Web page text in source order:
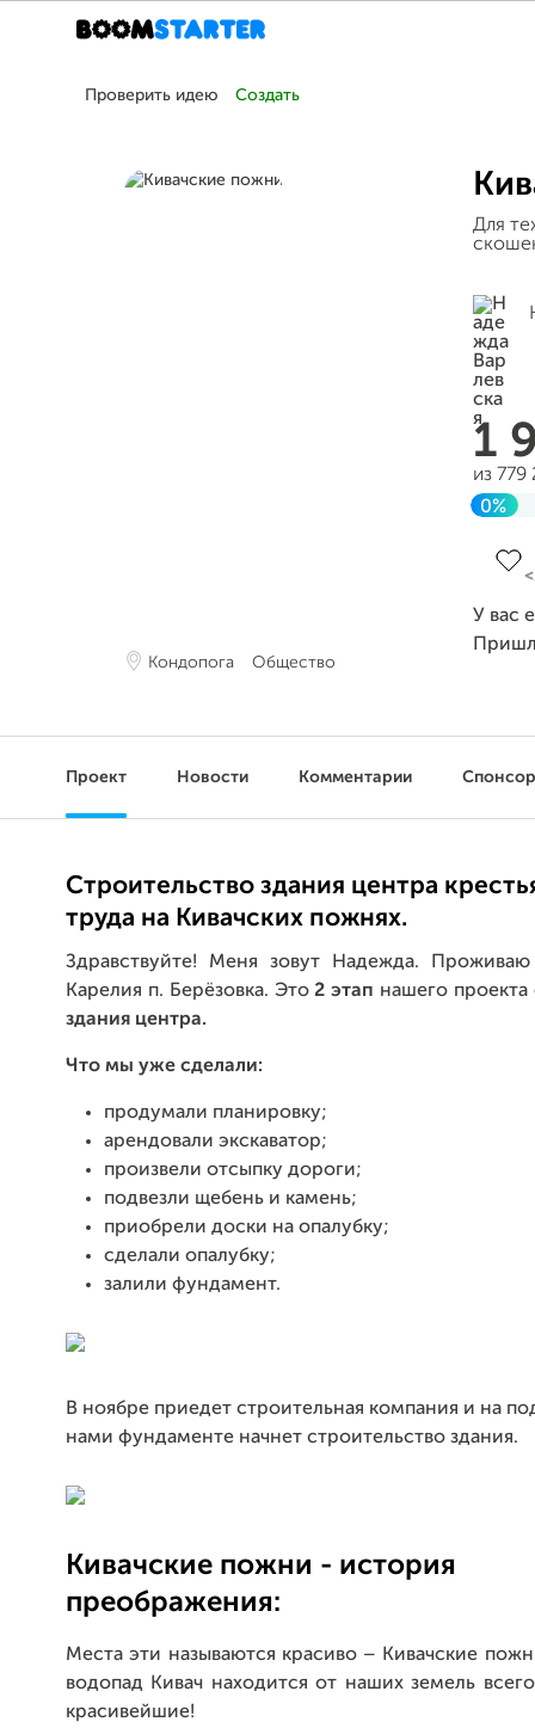
Проверить идею Создать
Кондопога Общество
Для
1
из 779
0%
У вас
Проект Новости Комментарии
Строительство здания центра
труда на Кивачских пожнях.
Здравствуйте! Меня зовут Надежда.
Карелия п. Берёзовка. Это2 этап нашего проекта
здания центра.
Что мы уже сделали:
продумали планировку;
арендовали экскаватор;
произвели отсыпку дороги;
подвезли щебень и камень;
приобрели доски на опалубку;
сделали опалубку;
залили фундамент.
В ноябре приедет строительная компания и на
нами фундаменте начнет строительство здания.
Кивачские пожни - история
преображения:
Места эти называются красиво – Кивачские
водопад Кивач находится от наших земель
красивейшие!